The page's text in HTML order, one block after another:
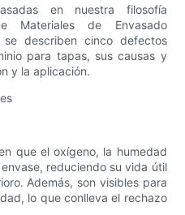
en nuestra filosofía
Materiales de Envasado
se describen cinco defectos
para tapas, sus causas y
y la aplicación.
que el oxígeno, la humedad
reduciendo su vida útil
Además, son visibles para
lo que conlleva el rechazo